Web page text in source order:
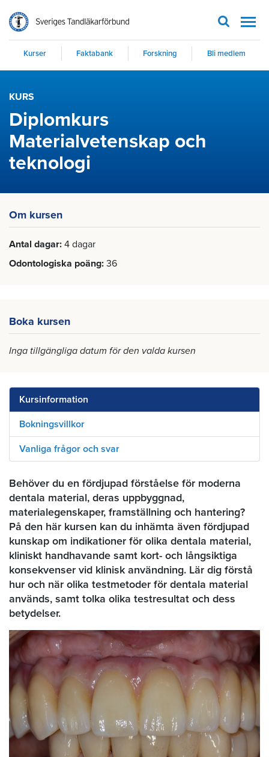
Kurser Faktabank Forskning Bli medlem
KURS
Diplomkurs
Materialvetenskap och
teknologi
Om kursen
Antal dagar 4 dagar
Odontologiska poäng 36
Boka kursen
Inga tillgängliga datum för den valda kursen
Kursinformation
Bokningsvillkor
Vanliga frågor och svar
Behöver du en fördjupad förståelse för moderna
dentala material, deras uppbyggnad,
materialegenskaper, framställning och hantering?
På den här kursen kan du inhämta även fördjupad
kunskap om indikationer för olika dentala material,
kliniskt handhavande samt kort- och långsiktiga
konsekvenser vid klinisk användning. Lär dig förstå
hur och när olika testmetoder för dentala material
används, samt tolka olika testresultat och dess
betydelser.